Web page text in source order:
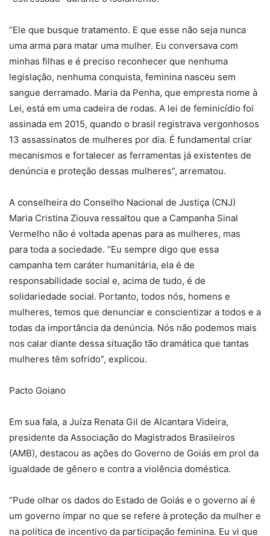
“Ele que busque tratamento. E que esse não seja nunca
uma arma para matar uma mulher. Eu conversava com
minhas filhas e é preciso reconhecer que nenhuma
legislação, nenhuma conquista, feminina nasceu sem
sangue derramado. Maria da Penha, que empresta nome à
Lei, está em uma cadeira de rodas. A lei de feminicídio foi
assinada em 2015, quando o brasil registrava vergonhosos
13 assassinatos de mulheres por dia. É fundamental criar
mecanismos e fortalecer as ferramentas já existentes de
denúncia e proteção dessas mulheres”, arrematou.
A conselheira do Conselho Nacional de Justiça (CNJ)
Maria Cristina Ziouva ressaltou que a Campanha Sinal
Vermelho não é voltada apenas para as mulheres, mas
para toda a sociedade. “Eu sempre digo que essa
campanha tem caráter humanitária, ela é de
responsabilidade social e, acima de tudo, é de
solidariedade social. Portanto, todos nós, homens e
mulheres, temos que denunciar e conscientizar a todos e a
todas da importância da denúncia. Nós não podemos mais
nos calar diante dessa situação tão dramática que tantas
mulheres têm sofrido”, explicou.
Pacto Goiano
Em sua fala, a Juíza Renata Gil de Alcantara Videira,
presidente da Associação do Magistrados Brasileiros
(AMB), destacou as ações do Governo de Goiás em prol da
igualdade de gênero e contra a violência doméstica.
“Pude olhar os dados do Estado de Goiás e o governo aí é
um governo ímpar no que se refere à proteção da mulher e
na política de incentivo da participação feminina. Eu vi que